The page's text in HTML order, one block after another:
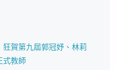
狂賀第九屆郭冠妤、林莉
式教師